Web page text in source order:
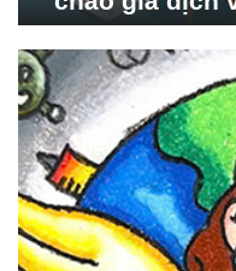
Nghiên cứu
hội_ISDS)